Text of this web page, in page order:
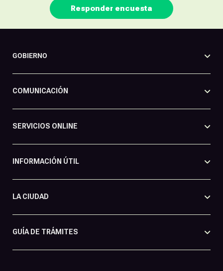
Responder encuesta
GOBIERNO
COMUNICACIÓN
SERVICIOS ONLINE
INFORMACIÓN ÚTIL
LA CIUDAD
GUÍA DE TRÁMITES